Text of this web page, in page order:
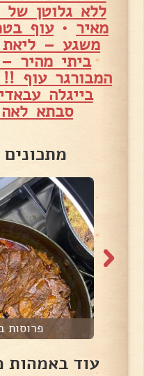
ללא גלוטן
מאיר •עוף
משגע –
ביתי מהיר
המבורגר עוף !!
בייגלה
סבתא
פרוסות
עוד באמהות